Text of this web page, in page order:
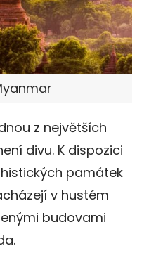
z největších
divu. K dispozici
památek
v hustém
budovami